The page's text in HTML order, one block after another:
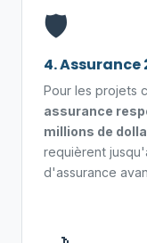
🛡️
4. Assurance
Pour les projets
assurance
millions de
requièrent
d'assurance